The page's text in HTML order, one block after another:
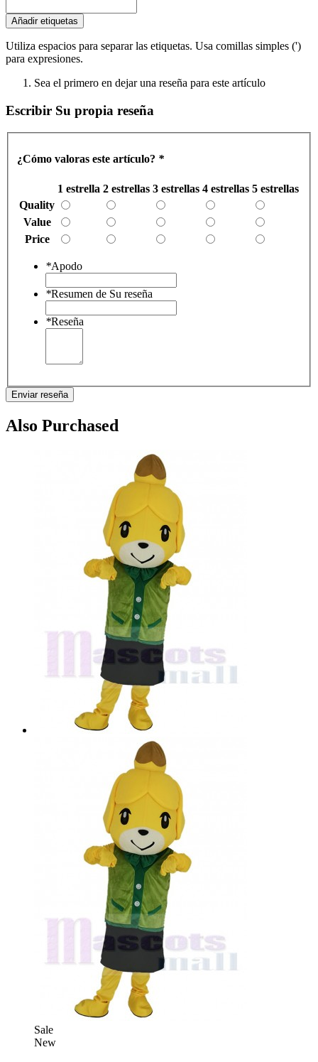
Añadir etiquetas
Utiliza espacios para separar las etiquetas. Usa comillas simples (')
para expresiones.
Sea el primero en dejar una reseña para este artículo
Escribir Su propia reseña
¿Cómo valoras este artículo? *
1 estrella 2 estrellas 3 estrellas 4 estrellas 5 estrellas
Quality
Value
Price
*Apodo
*Resumen de Su reseña
*Reseña
Enviar reseña
Also Purchased
Sale
New